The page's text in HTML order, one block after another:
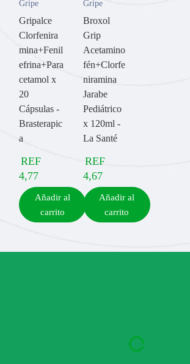
Gripe
Gripalce
Clorfenira
mina+Fenil
efrina+Para
cetamol x
20
Cápsulas -
Brasterapic
a
REF
4,77
Añadir al
carrito
Gripe
Broxol
Grip
Acetamino
fén+Clorfe
niramina
Jarabe
Pediátrico
x 120ml -
La Santé
REF
4,67
Añadir al
carrito